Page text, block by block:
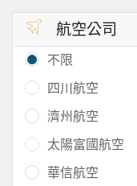
航空公司
不限
四川航空
濟州航空
太陽富國航空
華信航空